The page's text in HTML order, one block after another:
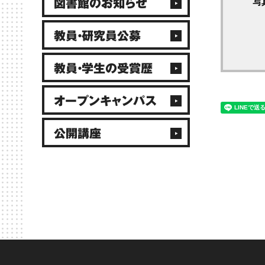
図書館のお知らせ
教員・研究員公募
教員・学生の受賞歴
オープンキャンパス
公開講座